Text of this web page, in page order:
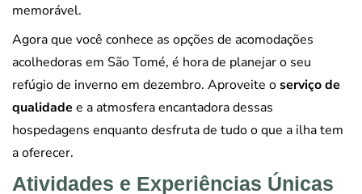
memorável.
Agora que você conhece as opções de acomodações
acolhedoras em São Tomé, é hora de planejar o seu
refúgio de inverno em dezembro. Aproveite oserviço de
qualidade e a atmosfera encantadora dessas
hospedagens enquanto desfruta de tudo o que a ilha tem
a oferecer.
Atividades e Experiências Únicas